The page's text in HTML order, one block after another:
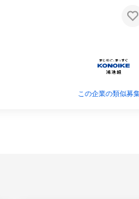
この企業の類似募